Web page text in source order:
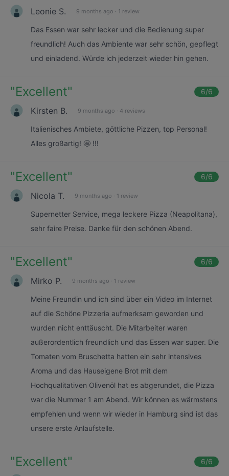
Leonie S. 9 months ago · 1 review
Das Essen war sehr lecker und die Bedienung super
freundlich! Auch das Ambiente war sehr schön, gepflegt
und einladend. Würde ich jederzeit wieder hin gehen.
"Excellent" 6/6
Kirsten B. 9 months ago · 4 reviews
Italienisches Ambiete, göttliche Pizzen, top Personal!
Alles großartig! 🤩 !!!
"Excellent" 6/6
Nicola T. 9 months ago · 1 review
Supernetter Service, mega leckere Pizza (Neapolitana),
sehr faire Preise. Danke für den schönen Abend.
"Excellent" 6/6
Mirko P. 9 months ago · 1 review
Meine Freundin und ich sind über ein Video im Internet
auf die Schöne Pizzeria aufmerksam geworden und
wurden nicht enttäuscht. Die Mitarbeiter waren
außerordentlich freundlich und das Essen war super. Die
Tomaten vom Bruschetta hatten ein sehr intensives
Aroma und das Hauseigene Brot mit dem
Hochqualitativen Olivenöl hat es abgerundet, die Pizza
war die Nummer 1 am Abend. Wir können es wärmstens
empfehlen und wenn wir wieder in Hamburg sind ist das
unsere erste Anlaufstelle.
"Excellent" 6/6